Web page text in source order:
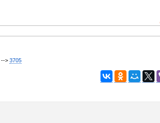
--> 3705